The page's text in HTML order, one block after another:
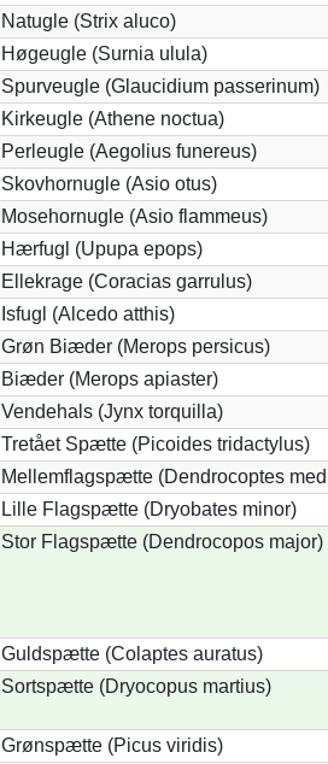
Natugle (Strix aluco)
Høgeugle (Surnia ulula)
Spurveugle (Glaucidium passerinum)
Kirkeugle (Athene noctua)
Perleugle (Aegolius funereus)
Skovhornugle (Asio otus)
Mosehornugle (Asio flammeus)
Hærfugl (Upupa epops)
Ellekrage (Coracias garrulus)
Isfugl (Alcedo atthis)
Grøn Biæder (Merops persicus)
Biæder (Merops apiaster)
Vendehals (Jynx torquilla)
Tretået Spætte (Picoides tridactylus)
Mellemflagspætte (Dendrocoptes
Lille Flagspætte (Dryobates minor)
Stor Flagspætte (Dendrocopos major)
Guldspætte (Colaptes auratus)
Sortspætte (Dryocopus martius)
Grønspætte (Picus viridis)